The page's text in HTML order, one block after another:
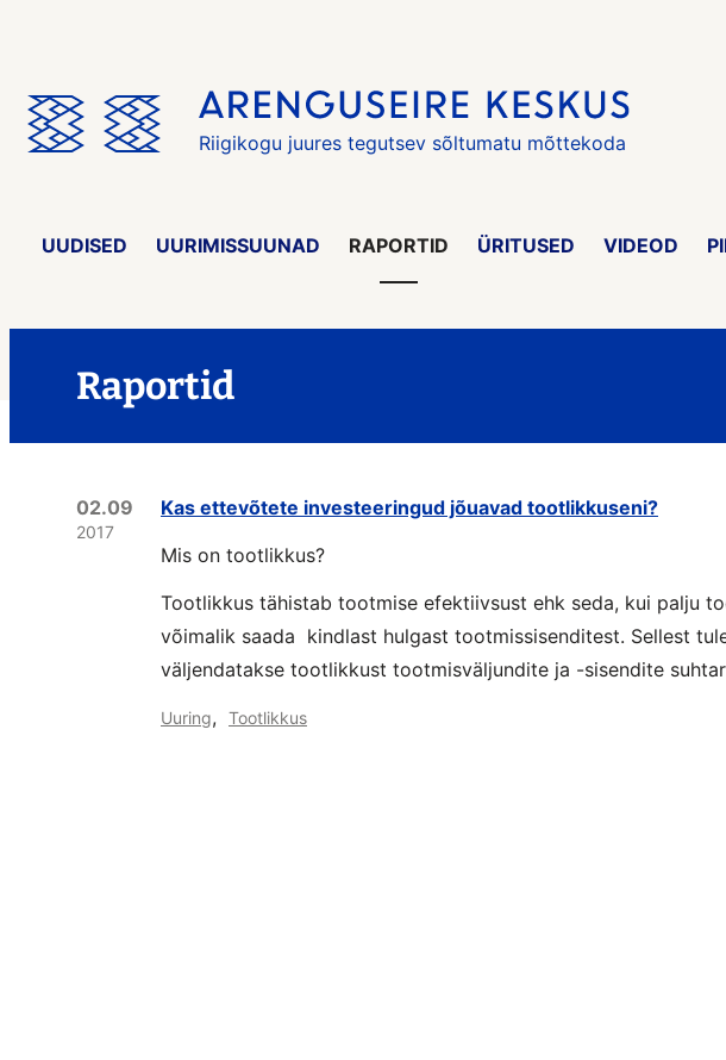
Riigikogu juures tegutsev sõltumatu mõttekoda
UUDISED UURIMISSUUNAD RAPORTID ÜRITUSED VIDEOD
Raportid
02.09
2017
Kas ettevõtete investeeringud jõuavad tootlikkuseni?
Mis on tootlikkus?
Tootlikkus tähistab tootmise efektiivsust ehk seda, kui palju
võimalik saada kindlast hulgast tootmissisenditest. Sellest
väljendatakse tootlikkust tootmisväljundite ja -sisendite
Uuring, Tootlikkus